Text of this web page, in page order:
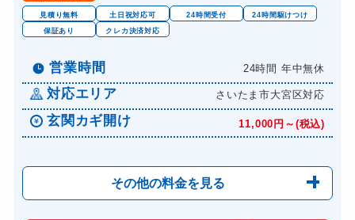
見積り無料 土日祝対応可 24時間受付
24時間駆けつけ
保証あり
クレカ決済対応
営業時間 24時間 年中無休
対応エリア さいたま市大宮区対応
玄関カギ開け 11,000円～(税込)
その他の料金を見る